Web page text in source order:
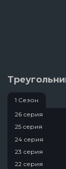
1 Сезон
26 серия
25 серия
24 серия
23 серия
22 серия